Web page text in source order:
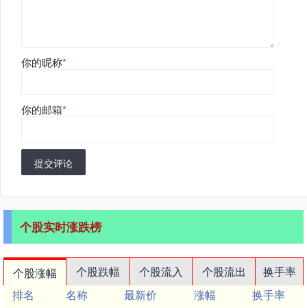
你的昵称*
你的邮箱*
提交评论
个股实时涨跌榜
个股涨幅 个股跌幅 个股流入 个股流出
换手率
排名
名称 最新价 涨幅
换手率